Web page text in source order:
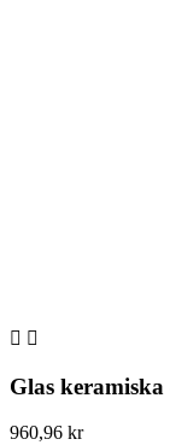
 
Glas
960,96 kr